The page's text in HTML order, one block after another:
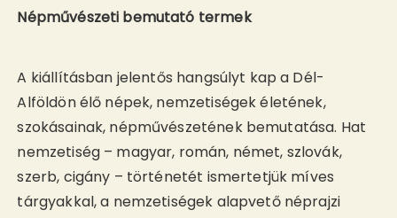
Népművészeti bemutató termek
A kiállításban jelentős hangsúlyt kap a Dél-
Alföldön élő népek, nemzetiségek életének,
szokásainak, népművészetének bemutatása. Hat
nemzetiség – magyar, román, német, szlovák,
szerb, cigány – történetét ismertetjük míves
tárgyakkal, a nemzetiségek alapvető néprajzi